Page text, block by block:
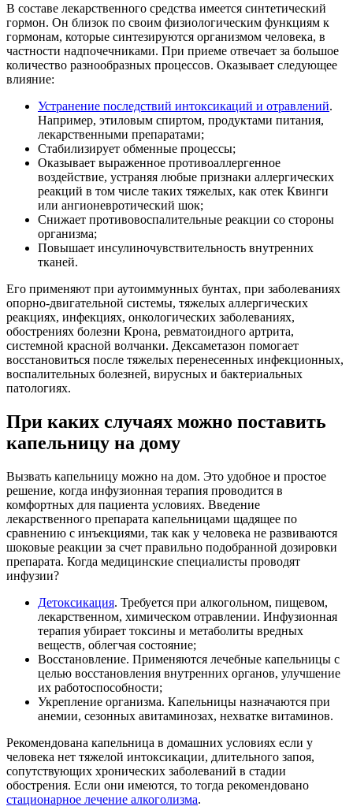
В составе лекарственного средства имеется синтетический
гормон. Он близок по своим физиологическим функциям к
гормонам, которые синтезируются организмом человека, в
частности надпочечниками. При приеме отвечает за большое
количество разнообразных процессов. Оказывает следующее
влияние:
Устранение последствий интоксикаций и отравлений.
Например, этиловым спиртом, продуктами питания,
лекарственными препаратами;
Стабилизирует обменные процессы;
Оказывает выраженное противоаллергенное
воздействие, устраняя любые признаки аллергических
реакций в том числе таких тяжелых, как отек Квинги
или ангионевротический шок;
Снижает противовоспалительные реакции со стороны
организма;
Повышает инсулиночувствительность внутренних
тканей.
Его применяют при аутоиммунных бунтах, при заболеваниях
опорно-двигательной системы, тяжелых аллергических
реакциях, инфекциях, онкологических заболеваниях,
обострениях болезни Крона, ревматоидного артрита,
системной красной волчанки. Дексаметазон помогает
восстановиться после тяжелых перенесенных инфекционных,
воспалительных болезней, вирусных и бактериальных
патологиях.
При каких случаях можно поставить
капельницу на дому
Вызвать капельницу можно на дом. Это удобное и простое
решение, когда инфузионная терапия проводится в
комфортных для пациента условиях. Введение
лекарственного препарата капельницами щадящее по
сравнению с инъекциями, так как у человека не развиваются
шоковые реакции за счет правильно подобранной дозировки
препарата. Когда медицинские специалисты проводят
инфузии?
Детоксикация. Требуется при алкогольном, пищевом,
лекарственном, химическом отравлении. Инфузионная
терапия убирает токсины и метаболиты вредных
веществ, облегчая состояние;
Восстановление. Применяются лечебные капельницы с
целью восстановления внутренних органов, улучшение
их работоспособности;
Укрепление организма. Капельницы назначаются при
анемии, сезонных авитаминозах, нехватке витаминов.
Рекомендована капельница в домашних условиях если у
человека нет тяжелой интоксикации, длительного запоя,
сопутствующих хронических заболеваний в стадии
обострения. Если они имеются, то тогда рекомендовано
стационарное лечение алкоголизма.